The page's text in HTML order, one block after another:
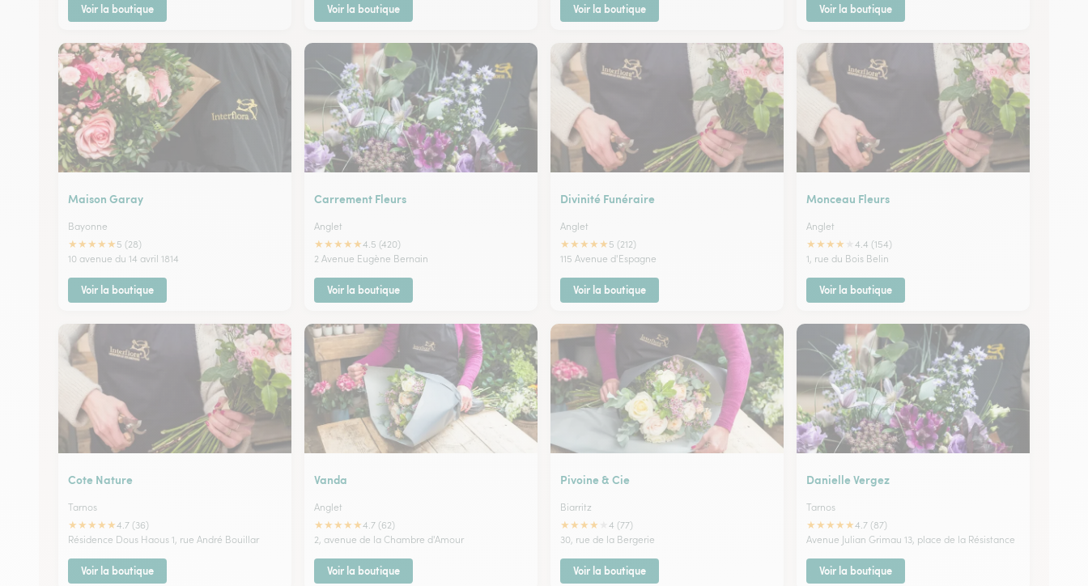
Voir la boutique Voir la boutique Voir la boutique Voir la boutique
Maison Garay
Bayonne
★★★★★ 5 (28)
10 avenue du 14 avril 1814
Voir la boutique
Carrement Fleurs
Anglet
★★★★★4.5 (420)
2 Avenue Eugène Bernain
Voir la boutique
Divinité Funéraire
Anglet
★★★★★ 5 (212)
115 Avenue d'Espagne
Voir la boutique
Monceau Fleurs
Anglet
★★★★
4.4 (154)
1, rue du Bois Belin
Voir la boutique
Cote Nature
Tarnos
★★★★★4.7 (36)
Résidence Dous Haous 1, rue André Bouillar
Voir la boutique
Vanda
Anglet
★★★★★4.7 (62)
2, avenue de la Chambre d'Amour
Voir la boutique
Pivoine & Cie
Biarritz
★★★★
4 (77)
30, rue de la Bergerie
Voir la boutique
Danielle Vergez
Tarnos
★★★★★4.7 (87)
Avenue Julian Grimau 13, place de la Résistance
Voir la boutique